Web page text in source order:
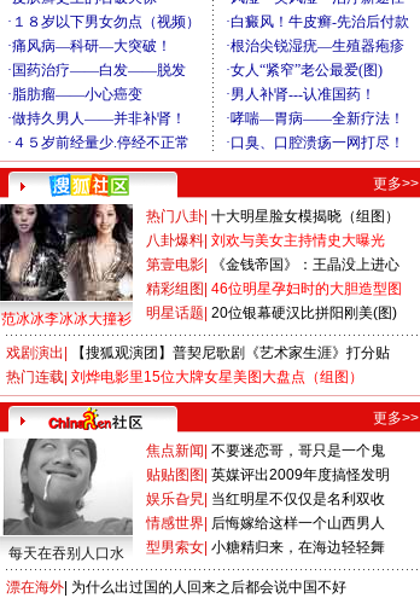
更多>>
范冰冰李冰冰大撞衫
热门八卦 十大明星脸女模揭晓（组图）
八卦爆料 刘欢与美女主持情史大曝光
第壹电影
《金钱帝国》：王晶没上进心
精彩组图 46位明星孕妇时的大胆造型图
明星话题 20位银幕硬汉比拼阳刚美(图)
戏剧演出
【搜狐观演团】普契尼歌剧《艺术家生涯》打分贴
热门连载 刘烨电影里15位大牌女星美图大盘点（组图）
更多>>
每天在吞别人口水
焦点新闻 不要迷恋哥，哥只是一个鬼
贴贴图图 英媒评出2009年度搞怪发明
娱乐旮旯 当红明星不仅仅是名利双收
情感世界 后悔嫁给这样一个山西男人
型男索女 小糖精归来，在海边轻轻舞
漂在海外 为什么出过国的人回来之后都会说中国不好